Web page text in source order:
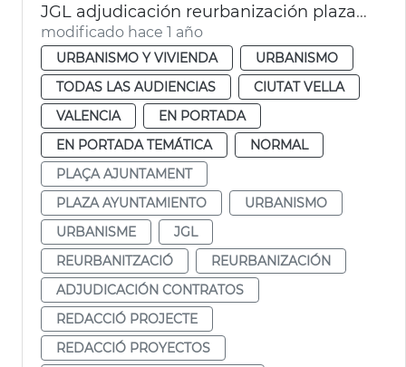
JGL adjudicación reurbanización plaza Ajuntament
modificado hace 1 año
URBANISMO Y VIVIENDA
URBANISMO
TODAS LAS AUDIENCIAS
CIUTAT VELLA
VALENCIA
EN PORTADA
EN PORTADA TEMÁTICA
NORMAL
PLAÇA AJUNTAMENT
PLAZA AYUNTAMIENTO
URBANISMO
URBANISME
JGL
REURBANITZACIÓ
REURBANIZACIÓN
ADJUDICACIÓN CONTRATOS
REDACCIÓ PROJECTE
REDACCIÓ PROYECTOS